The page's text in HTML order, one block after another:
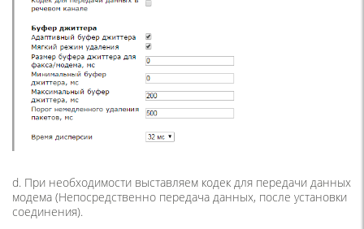
d. При необходимости выставляем кодек для передачи данных
модема (Непосредственно передача данных, после установки
соединения).